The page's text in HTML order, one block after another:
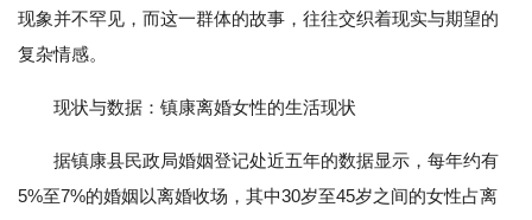
现象并不罕见，而这一群体的故事，往往交织着现实与期望的
复杂情感。
现状与数据：镇康离婚女性的生活现状
据镇康县民政局婚姻登记处近五年的数据显示，每年约有
5%至7%的婚姻以离婚收场，其中30岁至45岁之间的女性占离